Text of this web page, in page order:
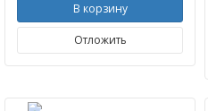
В корзину
Отложить